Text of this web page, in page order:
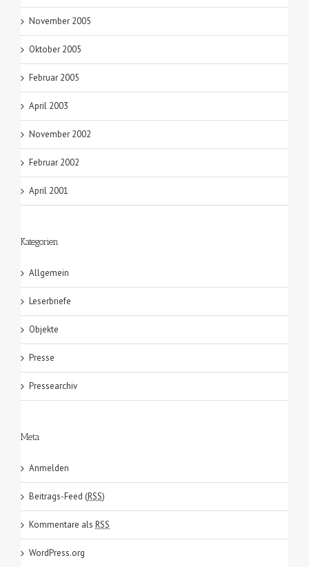
November 2005
Oktober 2005
Februar 2005
April 2003
November 2002
Februar 2002
April 2001
Kategorien
Allgemein
Leserbriefe
Objekte
Presse
Pressearchiv
Meta
Anmelden
Beitrags-Feed (RSS)
Kommentare als RSS
WordPress.org